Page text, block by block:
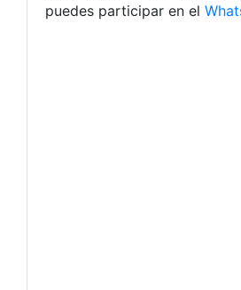
puedes participar en el